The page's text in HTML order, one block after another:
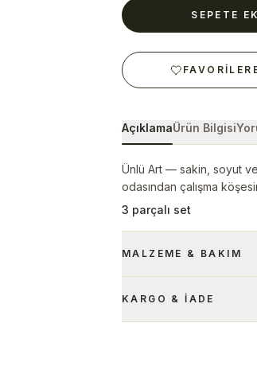
SEPETE
AçıklamaÜrün Bilgisi
Ünlü Art — sakin, soyut
odasından çalışma
3 parçalı set
MALZEME & BAKIM
KARGO & İADE